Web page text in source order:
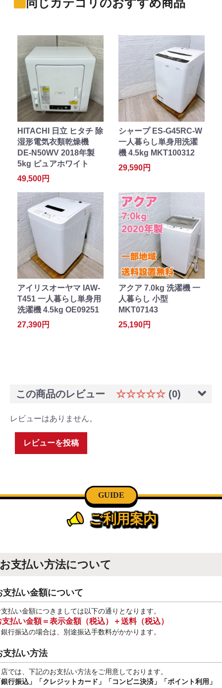
同じカテゴリのおすすめ商品
HITACHI 日立 ヒタチ 除
湿形電気衣類乾燥機
DE-N50WV 2018年製
5kg ピュアホワイト
49,500円
シャープ ES-G45RC-W
一人暮らし単身用洗濯
機 4.5kg MKT100312
29,590円
アイリスオーヤマ IAW-
T451 一人暮らし単身用
洗濯機 4.5kg OE09251
27,390円
アクア 7.0kg 洗濯機 一
人暮らし 小型
MKT07143
25,190円
この商品のレビュー ☆☆☆☆☆ (0)
レビューはありません。
レビューを投稿
GUIDE
ご利用案内
お支払い方法について
支払い金額について
払い金額につきましては以下の通りとなります。
支払い金額＝表示金額（税込）＋送料（税込）
行振込の場合は、別途振込手数料がかかります。
支払い方法
では、下記のお支払い方法をご用意しております。
行振込」
「クレジットカード」「コンビニ決済」「ポイント利用」